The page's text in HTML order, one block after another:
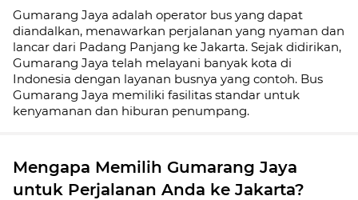
Gumarang Jaya adalah operator bus yang dapat
diandalkan, menawarkan perjalanan yang nyaman dan
lancar dari Padang Panjang ke Jakarta. Sejak didirikan,
Gumarang Jaya telah melayani banyak kota di
Indonesia dengan layanan busnya yang contoh. Bus
Gumarang Jaya memiliki fasilitas standar untuk
kenyamanan dan hiburan penumpang.
Mengapa Memilih Gumarang Jaya
untuk Perjalanan Anda ke Jakarta?